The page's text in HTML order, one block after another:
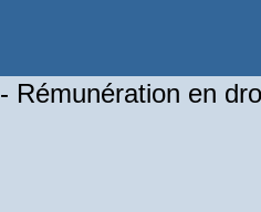
- Rémunération en